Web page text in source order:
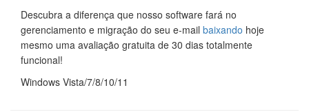
Descubra a diferença que nosso software fará no
gerenciamento e migração do seu e-mail baixando hoje
mesmo uma avaliação gratuita de 30 dias totalmente
funcional!
Windows Vista/7/8/10/11